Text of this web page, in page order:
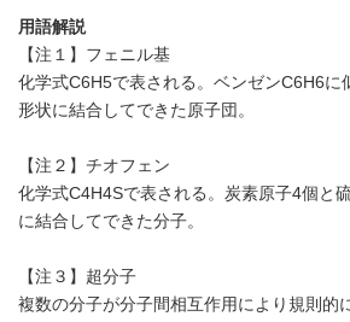
用語解説
【注１】フェニル基
化学式C6H5で表される。ベンゼンC6H6に
形状に結合してできた原子団。
【注２】チオフェン
化学式C4H4Sで表される。炭素原子4個と
に結合してできた分子。
【注３】超分子
複数の分子が分子間相互作用により規則的